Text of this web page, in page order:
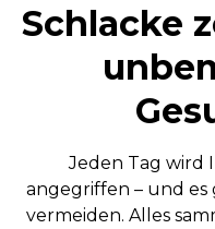
Schlacke
Jeden Tag wird
angegriffen – und es
vermeiden. Alles